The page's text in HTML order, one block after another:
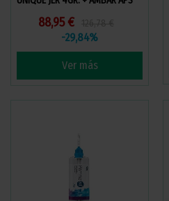
88,95 €
-29,84%
Ver más